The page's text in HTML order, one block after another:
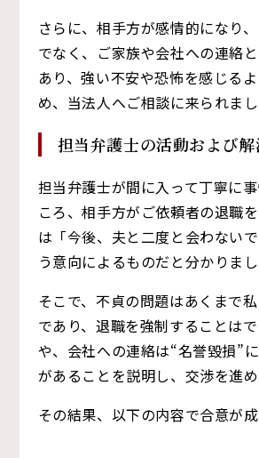
さらに、相手方が感情的になり
でなく、ご家族や会社への連絡
あり、強い不安や恐怖を感じる
め、当法人へご相談に来られまし
担当弁護士の活動および
担当弁護士が間に入って丁寧に
ころ、相手方がご依頼者の退職
は「今後、夫と二度と会わない
う意向によるものだと分かりまし
そこで、不貞の問題はあくまで
であり、退職を強制することは
や、会社への連絡は“名誉毀損”
があることを説明し、交渉を進め
その結果、以下の内容で合意が成